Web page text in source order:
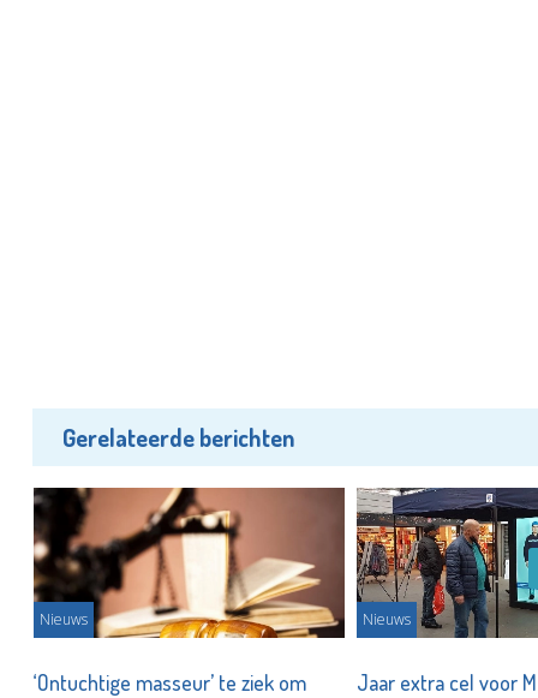
Gerelateerde berichten
Nieuws
‘Ontuchtige masseur’ te ziek om
Nieuws
Jaar extra cel voor